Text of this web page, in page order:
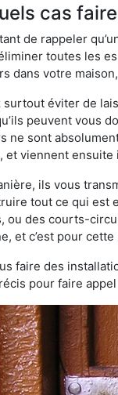
cas
de rappeler
toutes les
dans votre
surtout éviter de
peuvent vous
ne sont
et viennent
ils vous
tout ce qui est
ou des courts-
et c’est pour
faire des
pour faire